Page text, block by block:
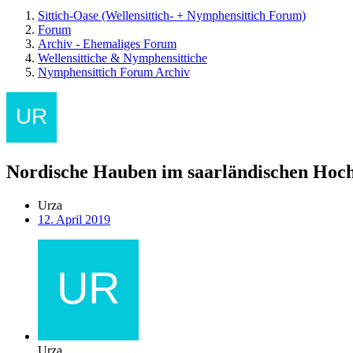
Sittich-Oase (Wellensittich- + Nymphensittich Forum)
Forum
Archiv - Ehemaliges Forum
Wellensittiche & Nymphensittiche
Nymphensittich Forum Archiv
Nordische Hauben im saarländischen
Urza
12. April 2019
Urza